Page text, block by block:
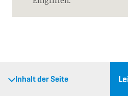
Inhalt der Seite